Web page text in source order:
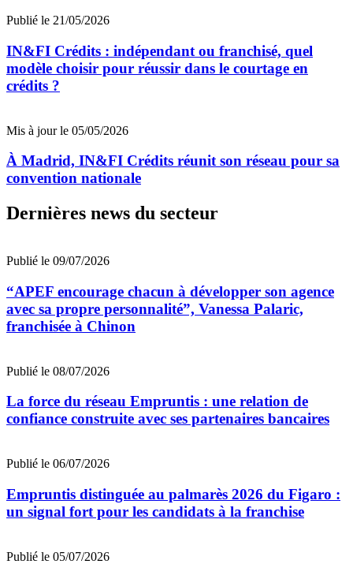
Publié le 21/05/2026
IN&FI Crédits : indépendant ou franchisé, quel
modèle choisir pour réussir dans le courtage en
crédits ?
Mis à jour le 05/05/2026
À Madrid, IN&FI Crédits réunit son réseau pour sa
convention nationale
Dernières news du secteur
Publié le 09/07/2026
“APEF encourage chacun à développer son agence
avec sa propre personnalité”, Vanessa Palaric,
franchisée à Chinon
Publié le 08/07/2026
La force du réseau Empruntis : une relation de
confiance construite avec ses partenaires bancaires
Publié le 06/07/2026
Empruntis distinguée au palmarès 2026 du Figaro :
un signal fort pour les candidats à la franchise
Publié le 05/07/2026